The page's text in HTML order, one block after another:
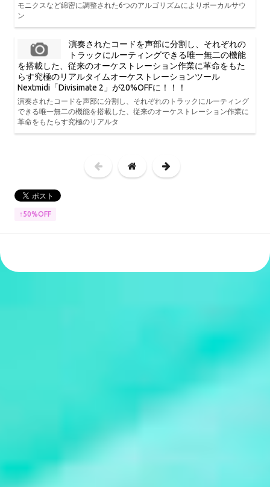
モニクスなど綿密に調整された6つのアルゴリズムによりボーカルサウ
ン
演奏されたコードを声部に分割し、それぞれの
トラックにルーティングできる唯一無二の機能
を搭載した、従来のオーケストレーション作業に革命をもた
らす究極のリアルタイムオーケストレーションツール
Nextmidi「Divisimate 2」が20%OFFに！！！
演奏されたコードを声部に分割し、それぞれのトラックにルーティング
できる唯一無二の機能を搭載した、従来のオーケストレーション作業に
革命をもたらす究極のリアルタ
↑50%OFF